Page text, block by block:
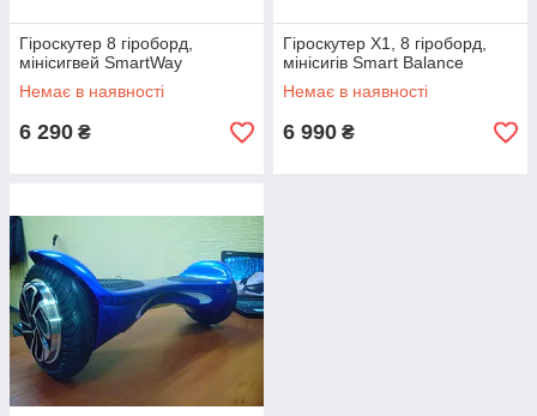
Гіроскутер 8 гіроборд,
мінісигвей SmartWay
Немає в наявності
6 290 ₴
Гіроскутер X1, 8 гіроборд,
мінісигів Smart Balance
Немає в наявності
6 990 ₴